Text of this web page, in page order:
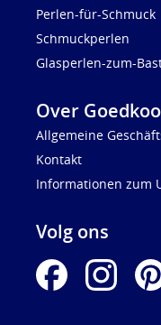
Perlen-für-Schmuck
Schmuckperlen
Glasperlen-zum-
Over
Allgemeine
Kontakt
Informationen zum
Volg ons